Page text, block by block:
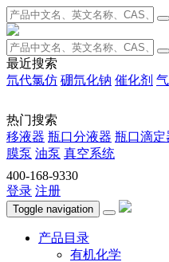
最近搜索
氘代氯仿 硼氘化钠 催化剂
热门搜索
移液器 瓶口分液器 瓶口滴定
膜泵 油泵 真空系统
400-168-9330
登录 注册
Toggle navigation
产品目录
有机化学